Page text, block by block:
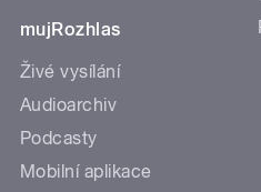
mujRozhlas
Živé vysílání
Audioarchiv
Podcasty
Mobilní aplikace